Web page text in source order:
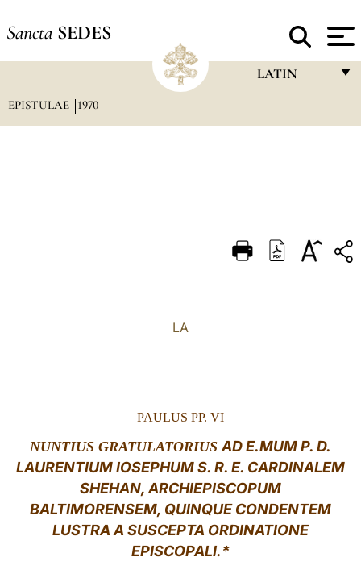
Sancta SEDES
LATIN
DEUTSCH
EPISTULAE 1970
LA
PAULUS PP. VI
NUNTIUS GRATULATORIUSAD E.MUM P. D.
LAURENTIUM IOSEPHUM S. R. E. CARDINALEM
SHEHAN, ARCHIEPISCOPUM
BALTIMORENSEM, QUINQUE CONDENTEM
LUSTRA A SUSCEPTA ORDINATIONE
EPISCOPALI.*